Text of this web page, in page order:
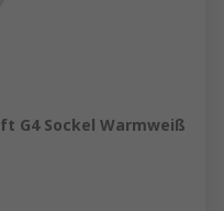
G4 Sockel Warmweiß